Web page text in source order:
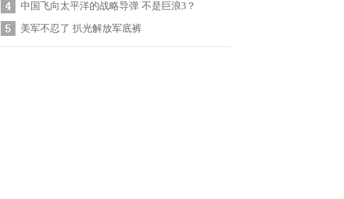
中国飞向太平洋的战略导弹 不是巨浪3？
美军不忍了 扒光解放军底裤